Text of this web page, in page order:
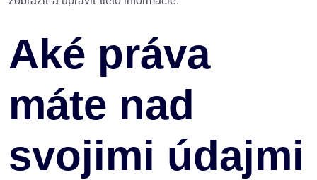
Aké práva
máte nad
svojimi údajmi